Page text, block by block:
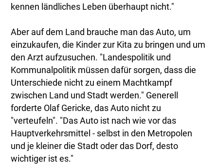
kennen ländliches Leben überhaupt nicht."
Aber auf dem Land brauche man das Auto, um
einzukaufen, die Kinder zur Kita zu bringen und um
den Arzt aufzusuchen. "Landespolitik und
Kommunalpolitik müssen dafür sorgen, dass die
Unterschiede nicht zu einem Machtkampf
zwischen Land und Stadt werden." Generell
forderte Olaf Gericke, das Auto nicht zu
"verteufeln". "Das Auto ist nach wie vor das
Hauptverkehrsmittel - selbst in den Metropolen
und je kleiner die Stadt oder das Dorf, desto
wichtiger ist es."